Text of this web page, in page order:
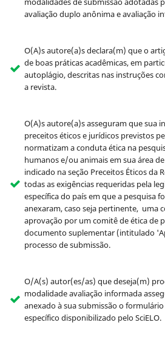
avaliação duplo anônima e avaliação
O(A)s autore(a)s declara(m) que o
de boas práticas acadêmicas, em
autoplágio, descritas nas instruções
a revista.
O(A)s autore(a)s asseguram que sua
preceitos éticos e jurídicos previstos
normatizam a conduta ética na
humanos e/ou animais em sua área
indicado na seção Preceitos Éticos da
todas as exigências requeridas pela
específica do país em que a pesquisa
anexaram, caso seja pertinente, uma
aprovação por um comitê de ética de
documento suplementar (intitulado
processo de submissão.
O/A(s) autor(es/as) que deseja(m)
modalidade avaliação informada
anexado à sua submissão o
específico disponibilizado pelo SciELO.